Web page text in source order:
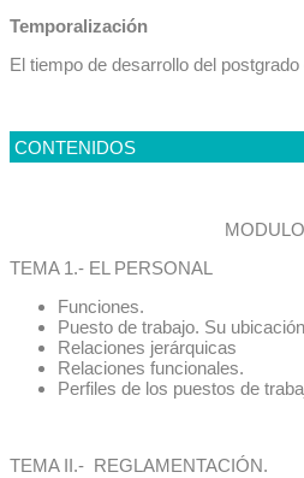
Temporalización
El tiempo de desarrollo del
CONTENIDOS
TEMA 1.- EL PERSONAL
Funciones.
Puesto de trabajo. Su
Relaciones jerárquicas
Relaciones funcionales.
Perfiles de los puestos de
TEMA II.- REGLAMENTACIÓN.